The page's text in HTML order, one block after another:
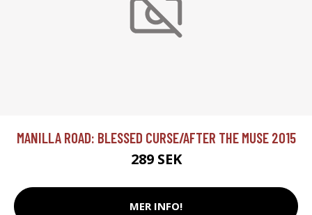
MANILLA ROAD: BLESSED CURSE/AFTER THE MUSE 2015
289 SEK
MER INFO!